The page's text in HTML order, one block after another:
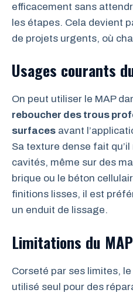
efficacement sans
les étapes. Cela devient
de projets urgents, où
Usages courants
On peut utiliser le MAP
reboucher des trous
surfaces avant
Sa texture dense fait
cavités, même sur des
brique ou le béton
finitions lisses, il est
un enduit de lissage.
Limitations du MAP
Corseté par ses limites,
utilisé seul pour des